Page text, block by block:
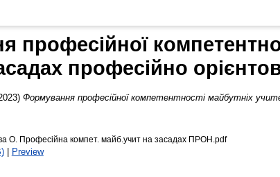
професійної
професійно
Формування професійної компетентності майбутніх
О. Професійна компет. майб.учит на засадах ПРОН.pdf
| Preview